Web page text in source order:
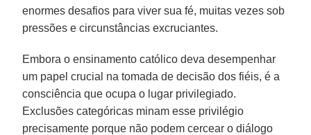
enormes desafios para viver sua fé, muitas vezes sob
pressões e circunstâncias excruciantes.
Embora o ensinamento católico deva desempenhar
um papel crucial na tomada de decisão dos fiéis, é a
consciência que ocupa o lugar privilegiado.
Exclusões categóricas minam esse privilégio
precisamente porque não podem cercear o diálogo